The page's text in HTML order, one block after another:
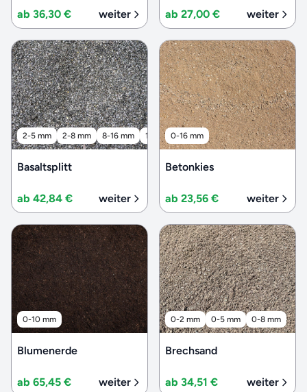
ab 36,30 € weiter ab 27,00 € weiter
2-5 mm 2-8 mm 8-16 mm 16-32 mm 32-56 mm
Basaltsplitt
ab 42,84 € weiter
0-16 mm
Betonkies
ab 23,56 € weiter
0-10 mm
Blumenerde
ab 65,45 € weiter
0-2 mm 0-5 mm 0-8 mm
Brechsand
ab 34,51 € weiter